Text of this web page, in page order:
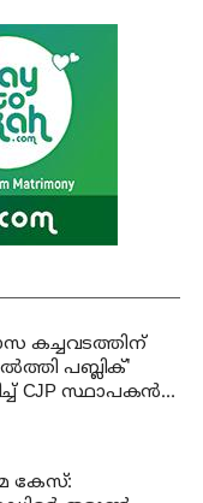
കച്ചവടത്തിന്
പബ്ലിക്'
CJP സ്ഥാപകൻ
കേസ്: